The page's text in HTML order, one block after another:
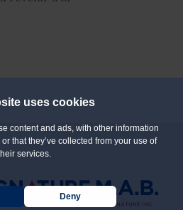
uses cookies
content and ads, with other information
that they’ve collected from your use of
services.
Deny